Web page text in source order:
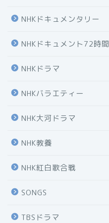
NHKドキュメンタリー
NHKドキュメント72時間
NHKドラマ
NHKバラエティー
NHK大河ドラマ
NHK教養
NHK紅白歌合戦
SONGS
TBSドラマ